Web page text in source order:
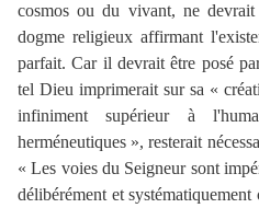
cosmos ou du vivant, ne devrait
dogme religieux affirmant
parfait. Car il devrait être posé
tel Dieu imprimerait sur sa «
infiniment supérieur à
herméneutiques », resterait
« Les voies du Seigneur sont
délibérément et